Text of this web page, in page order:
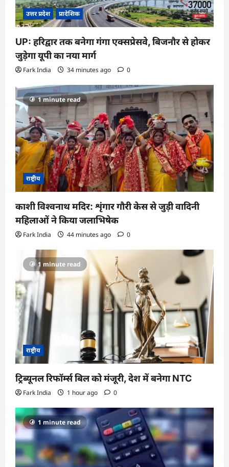
उत्तर प्रदेश प्रादेशिक
UP: हरिद्वार तक बनेगा गंगा एक्सप्रेसवे, बिजनौर से होकर
जुड़ेगा यूपी का नया मार्ग
Fark India 34 minutes ago 0
1 minute read
राष्ट्रीय
काशी विश्वनाथ मदिर: शृंगार गौरी केस से जुड़ी वादिनी
महिलाओं ने किया जलाभिषेक
Fark India 44 minutes ago 0
1 minute read
राष्ट्रीय
ट्रिब्यूनल रिफॉर्म्स बिल को मंजूरी, देश में बनेगा NTC
Fark India 1 hour ago 0
1 minute read